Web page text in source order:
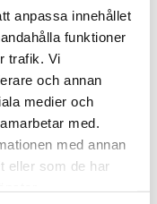
anpassa innehållet
funktioner
trafik. Vi
och annan
medier och
med.
med annan
eller som de har